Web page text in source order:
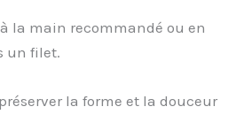
la main recommandé ou en
un filet.
la forme et la douceur